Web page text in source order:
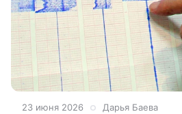
23 июня 2026 Дарья Баева